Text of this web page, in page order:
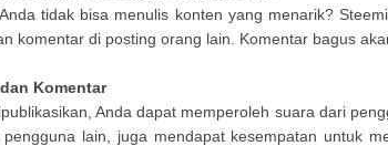
tidak bisa menulis konten yang menarik?
komentar di posting orang lain. Komentar bagus
Komentar
Anda dapat memperoleh suara dari
lain, juga mendapat kesempatan untuk